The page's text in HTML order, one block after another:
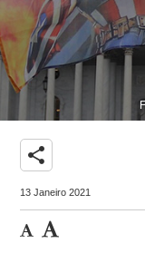
share
13 Janeiro 2021